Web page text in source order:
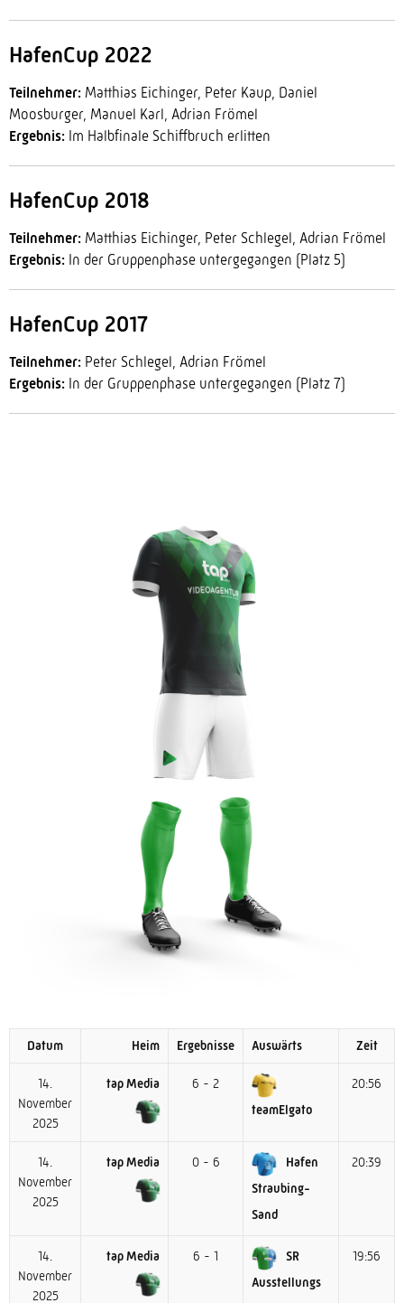
HafenCup 2022
Teilnehmer: Matthias Eichinger, Peter Kaup, Daniel
Moosburger, Manuel Karl, Adrian Frömel
Ergebnis: Im Halbfinale Schiffbruch erlitten
HafenCup 2018
Teilnehmer: Matthias Eichinger, Peter Schlegel, Adrian Frömel
Ergebnis: In der Gruppenphase untergegangen (Platz 5)
HafenCup 2017
Teilnehmer: Peter Schlegel, Adrian Frömel
Ergebnis: In der Gruppenphase untergegangen (Platz 7)
Datum Heim Ergebnisse Auswärts Zeit
14.
November
2025
tap Media
6 - 2
teamElgato
20:56
14.
November
2025
tap Media 0 - 6
Hafen
Straubing-
Sand
20:39
14.
November
2025
tap Media 6 - 1
SR
Ausstellungs
19:56